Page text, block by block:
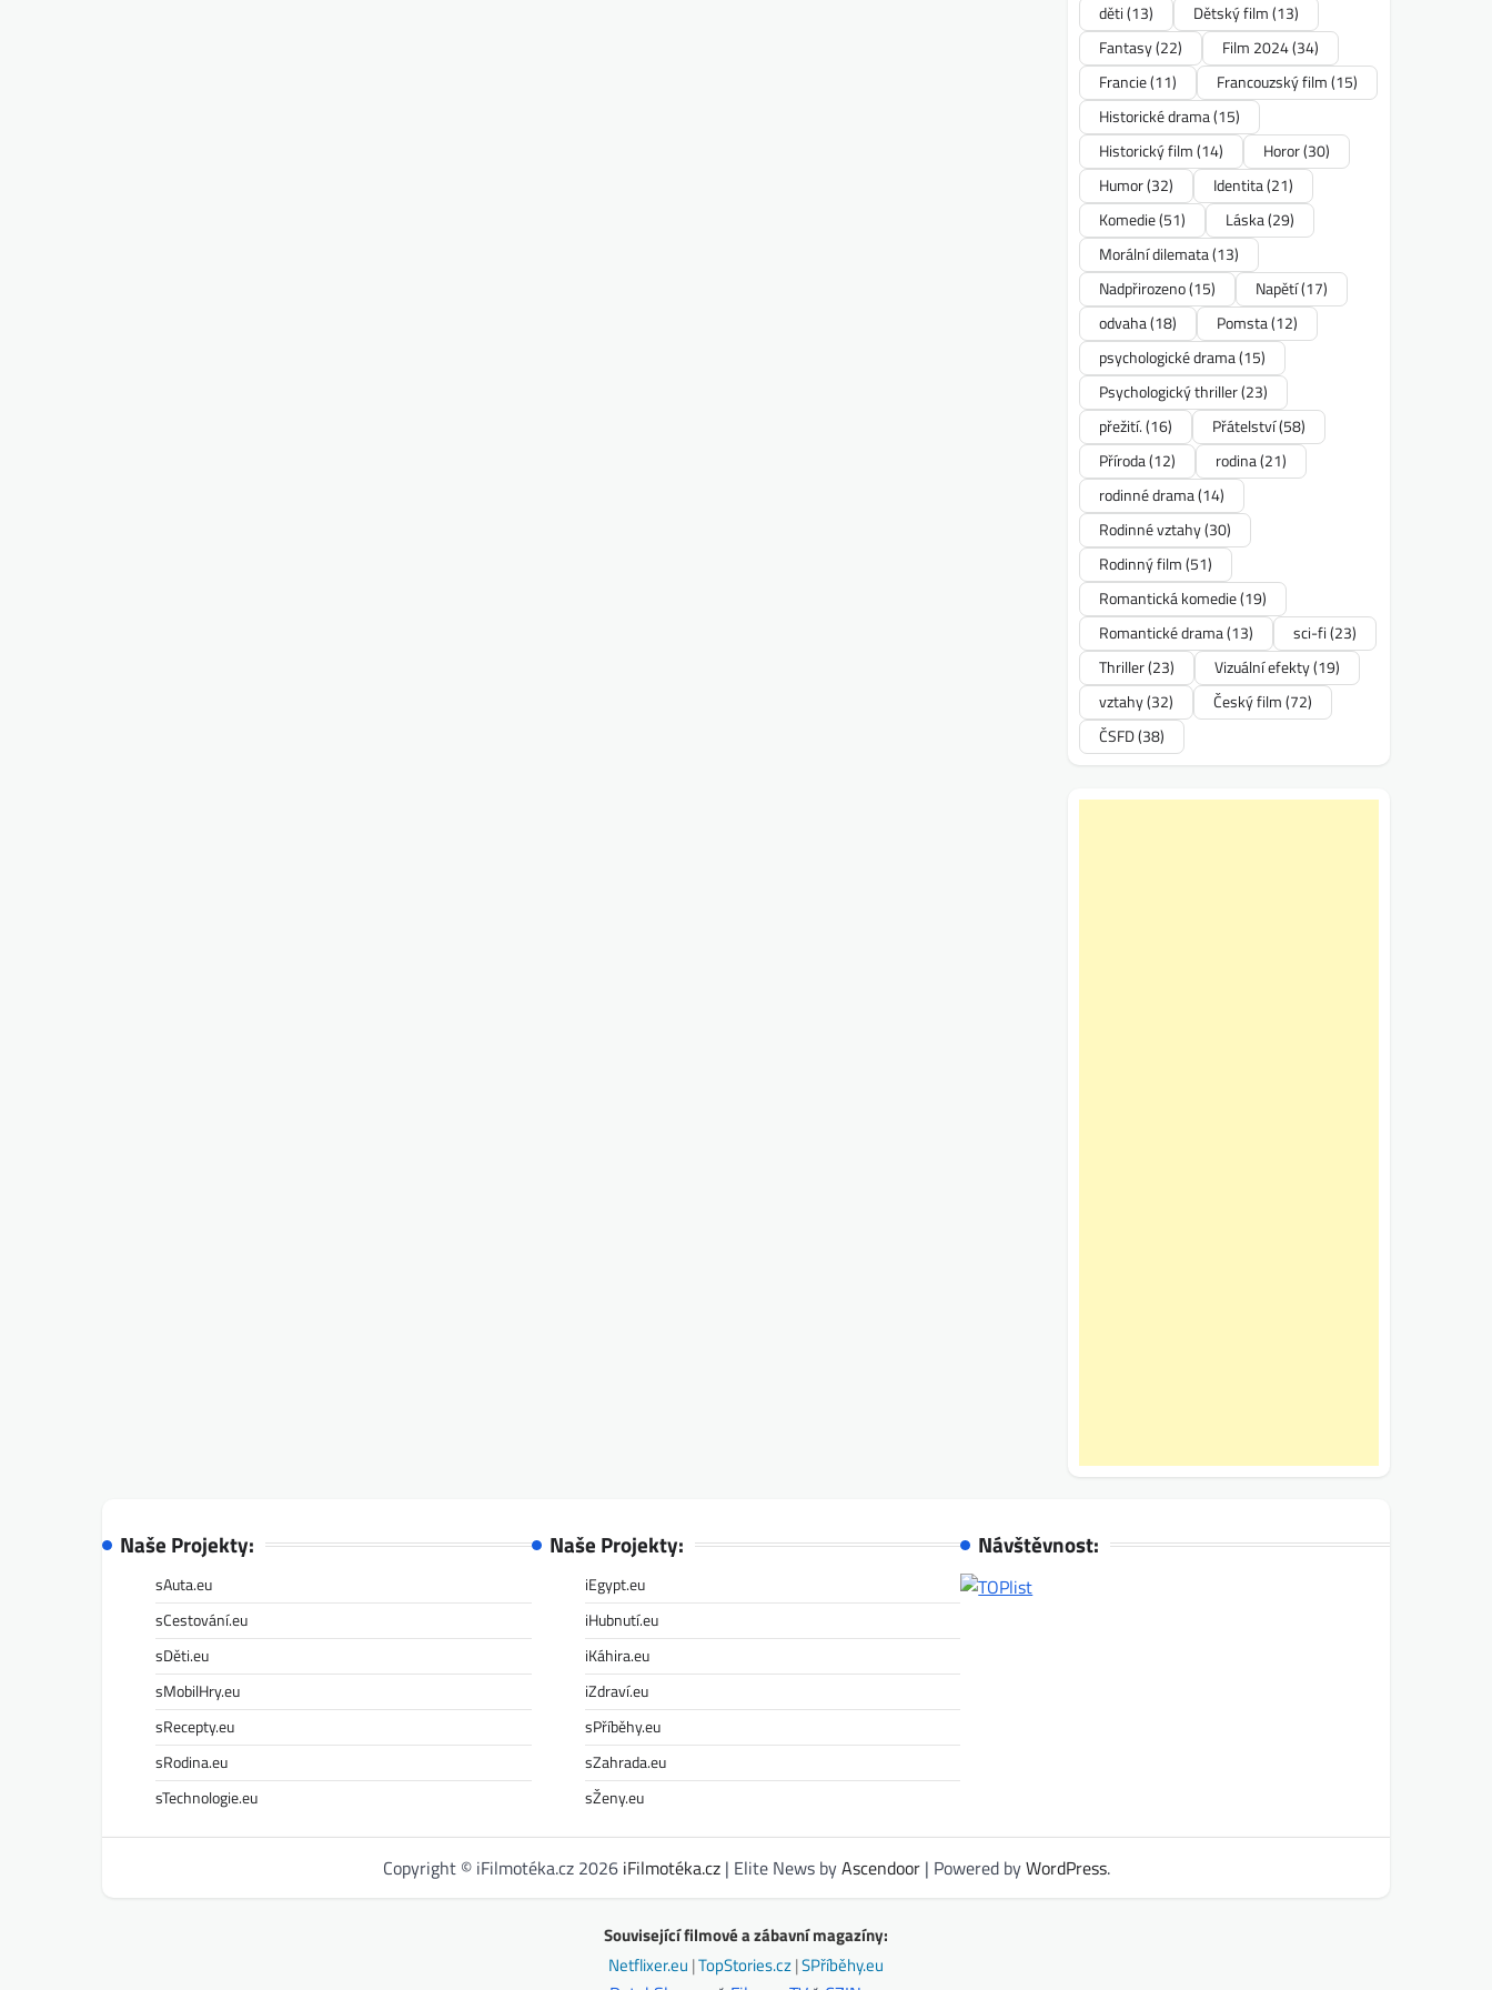
děti(13) Dětský film(13)
Fantasy(22) Film 2024(34)
Francie(11) Francouzský film(15)
Historické drama(15)
Historický film(14) Horor(30)
Humor(32) Identita(21)
Komedie(51) Láska(29)
Morální dilemata(13)
Nadpřirozeno(15) Napětí(17)
odvaha(18) Pomsta(12)
psychologické drama(15)
Psychologický thriller(23)
přežití.(16) Přátelství(58)
Příroda(12) rodina(21)
rodinné drama(14)
Rodinné vztahy(30)
Rodinný film(51)
Romantická komedie(19)
Romantické drama(13) sci-fi(23)
Thriller(23) Vizuální efekty(19)
vztahy(32) Český film(72)
ČSFD(38)
Naše Projekty:
sAuta.eu
sCestování.eu
sDěti.eu
sMobilHry.eu
sRecepty.eu
sRodina.eu
sTechnologie.eu
Naše Projekty:
iEgypt.eu
iHubnutí.eu
iKáhira.eu
iZdraví.eu
sPříběhy.eu
sZahrada.eu
sŽeny.eu
Návštěvnost:
Copyright © iFilmotéka.cz 2026 iFilmotéka.cz| Elite News byAscendoor| Powered byWordPress.
Související filmové a zábavní magazíny:
Netflixer.eu |TopStories.cz|SPříběhy.eu